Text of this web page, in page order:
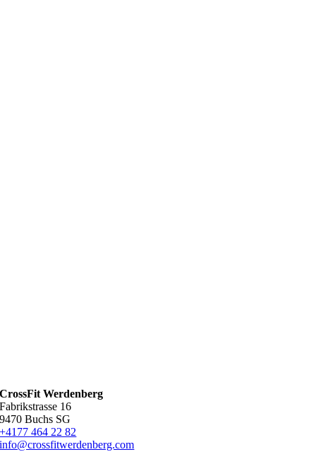
CrossFit Werdenberg
Fabrikstrasse 16
9470 Buchs SG
+4177 464 22 82
info@crossfitwerdenberg.com